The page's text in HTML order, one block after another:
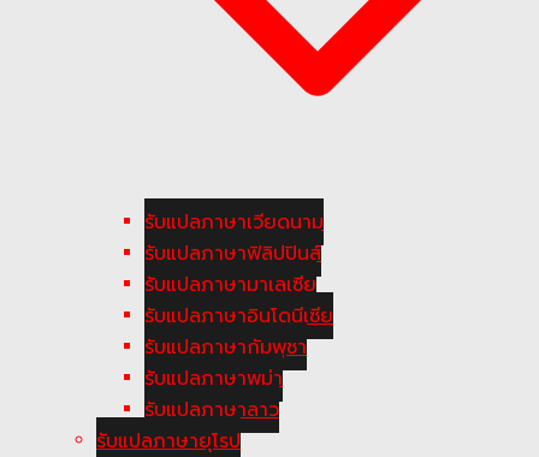
รับแปลภาษาเวียดนาม
รับแปลภาษาฟิลิปปินส์
รับแปลภาษามาเลเซีย
รับแปลภาษาอินโดนีเซีย
รับแปลภาษากัมพูชา
รับแปลภาษาพม่า
รับแปลภาษาลาว
รับแปลภาษายุโรป